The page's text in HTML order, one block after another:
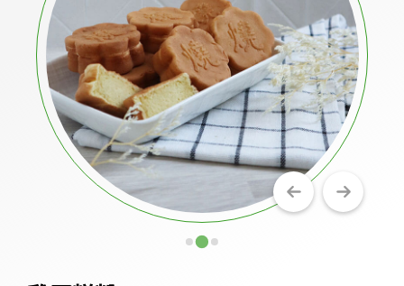
天然果蔬原粉
奶茶粉
奶蓋粉
布丁&果凍粉
冰品粉